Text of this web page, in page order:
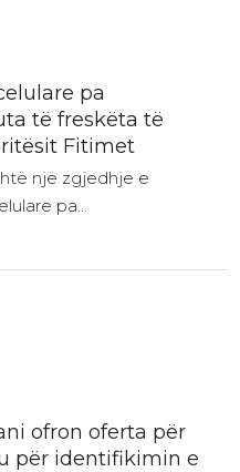
pa
të freskëta të
Fitimet
një zgjedhje e
pa...
ofron oferta për
për identifikimin e